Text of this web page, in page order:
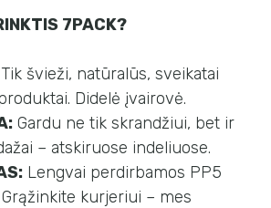
7PACK?
Tik švieži, natūralūs, sveikatai
Didelė įvairovė.
Gardu ne tik skrandžiui, bet ir
– atskiruose indeliuose.
Lengvai perdirbamos PP5
kurjeriui – mes